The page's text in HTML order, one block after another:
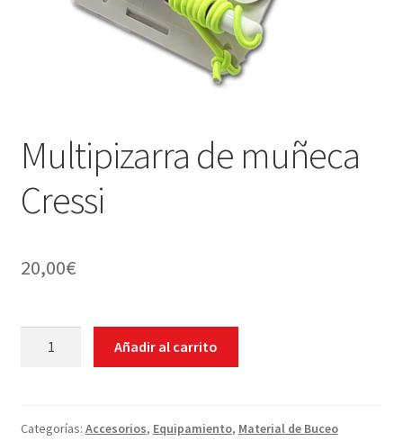
WEB YOBUCEO
Multipizarra de muñeca
Cressi
20,00€
cantidad
Añadir al carrito
Categorías: Accesorios, Equipamiento, Material de Buceo